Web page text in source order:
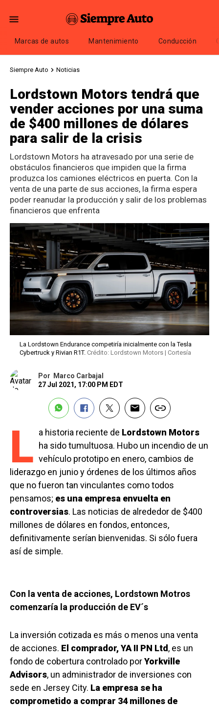
Marcas de autos Mantenimiento Conducción
Siempre Auto Noticias
Lordstown Motors tendrá que
vender acciones por una suma
de $400 millones de dólares
para salir de la crisis
Lordstown Motors ha atravesado por una serie de
obstáculos financieros que impiden que la firma
produzca los camiones eléctricos en puerta. Con la
venta de una parte de sus acciones, la firma espera
poder reanudar la producción y salir de los problemas
financieros que enfrenta
La Lordstown Endurance competiría inicialmente con la Tesla
Cybertruck y Rivian R1T. Crédito: Lordstown Motors | Cortesía
Por
Marco Carbajal
27 Jul 2021, 17:00 PM EDT
L a historia reciente de Lordstown Motors
ha sido tumultuosa. Hubo un incendio de un
vehículo prototipo en enero, cambios de
liderazgo en junio y órdenes de los últimos años
que no fueron tan vinculantes como todos
pensamos; es una empresa envuelta en
controversias. Las noticias de alrededor de $400
millones de dólares en fondos, entonces,
definitivamente serían bienvenidas. Si sólo fuera
así de simple.
Con la venta de acciones, Lordstown Motros
comenzaría la producción de EV´s
La inversión cotizada es más o menos una venta
de acciones. El comprador, YA II PN Ltd, es un
fondo de cobertura controlado porYorkville
Advisors, un administrador de inversiones con
sede en Jersey City. La empresa se ha
comprometido a comprar 34 millones de